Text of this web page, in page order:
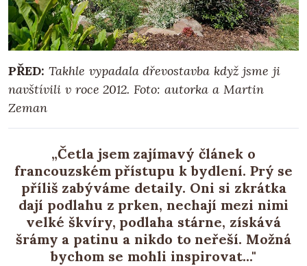
PŘED: Takhle vypadala dřevostavba když jsme ji
navštívili v roce 2012. Foto: autorka a Martin
Zeman
„Četla jsem zajímavý článek o
francouzském přístupu k bydlení. Prý se
příliš zabýváme detaily. Oni si zkrátka
dají podlahu z prken, nechají mezi nimi
velké škvíry, podlaha stárne, získává
šrámy a patinu a nikdo to neřeší. Možná
bychom se mohli inspirovat..."